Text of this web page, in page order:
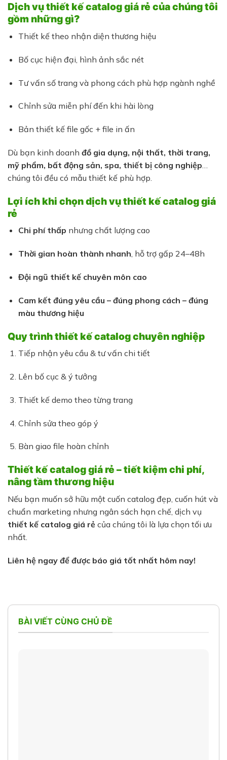
Dịch vụ thiết kế catalog giá rẻ của chúng tôi
gồm những gì?
Thiết kế theo nhận diện thương hiệu
Bố cục hiện đại, hình ảnh sắc nét
Tư vấn số trang và phong cách phù hợp ngành nghề
Chỉnh sửa miễn phí đến khi hài lòng
Bản thiết kế file gốc + file in ấn
Dù bạn kinh doanh đồ gia dụng, nội thất, thời trang,
mỹ phẩm, bất động sản, spa, thiết bị công nghiệp
chúng tôi đều có mẫu thiết kế phù hợp.
Lợi ích khi chọn dịch vụ thiết kế catalog giá
rẻ
Chi phí thấp nhưng chất lượng cao
Thời gian hoàn thành nhanh, hỗ trợ gấp 24–48h
Đội ngũ thiết kế chuyên môn cao
Cam kết đúng yêu cầu – đúng phong cách – đúng
màu thương hiệu
Quy trình thiết kế catalog chuyên nghiệp
Tiếp nhận yêu cầu & tư vấn chi tiết
Lên bố cục & ý tưởng
Thiết kế demo theo từng trang
Chỉnh sửa theo góp ý
Bàn giao file hoàn chỉnh
Thiết kế catalog giá rẻ – tiết kiệm chi phí,
nâng tầm thương hiệu
Nếu bạn muốn sở hữu một cuốn catalog đẹp, cuốn hút và
chuẩn marketing nhưng ngân sách hạn chế, dịch vụ
thiết kế catalog giá rẻ của chúng tôi là lựa chọn tối ưu
nhất.
Liên hệ ngay để được báo giá tốt nhất hôm nay!
BÀI VIẾT CÙNG CHỦ ĐỀ